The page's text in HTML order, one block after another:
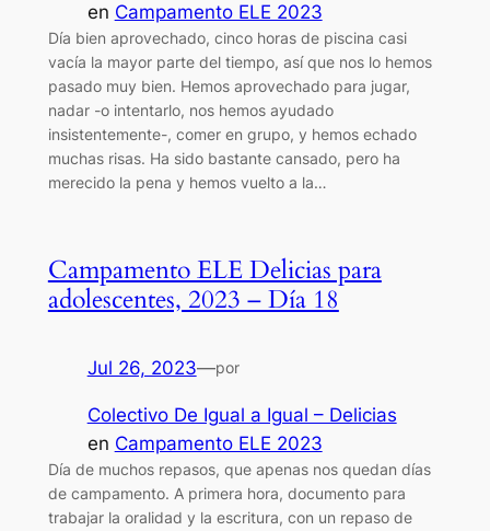
en Campamento ELE 2023
Día bien aprovechado, cinco horas de piscina casi
vacía la mayor parte del tiempo, así que nos lo hemos
pasado muy bien. Hemos aprovechado para jugar,
nadar -o intentarlo, nos hemos ayudado
insistentemente-, comer en grupo, y hemos echado
muchas risas. Ha sido bastante cansado, pero ha
merecido la pena y hemos vuelto a la…
Campamento ELE Delicias para
adolescentes, 2023 – Día 18
Jul 26, 2023—por
Colectivo De Igual a Igual – Delicias
en Campamento ELE 2023
Día de muchos repasos, que apenas nos quedan días
de campamento. A primera hora, documento para
trabajar la oralidad y la escritura, con un repaso de